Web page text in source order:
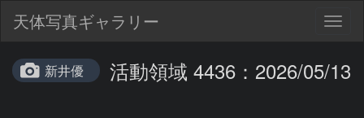
天体写真ギャラリー
新井優 活動領域 4436：2026/05/13